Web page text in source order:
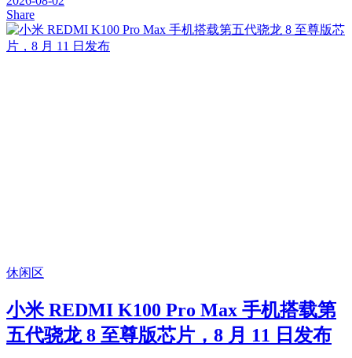
Share
休闲区
小米 REDMI K100 Pro Max 手机搭载第
五代骁龙 8 至尊版芯片，8 月 11 日发布